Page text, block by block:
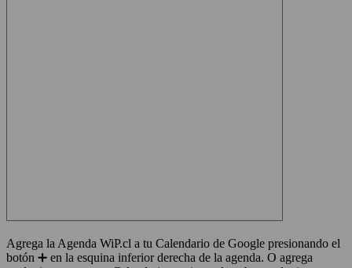
Agrega la Agenda WiP.cl a tu Calendario de Google presionando el
botón ➕ en la esquina inferior derecha de la agenda. O agrega